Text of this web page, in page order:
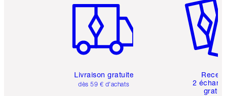
Livraison gratuite
dès 59 € d'achats
2